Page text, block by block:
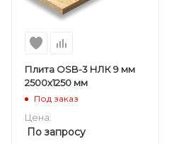
Плита OSB-3 НЛК 9 мм
2500х1250 мм
Под заказ
Цена:
По запросу